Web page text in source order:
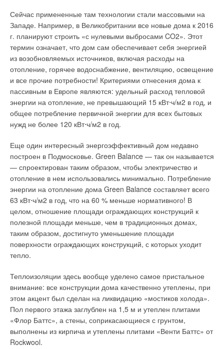
Сейчас примененные там технологии стали массовыми на
Западе. Например, в Великобритании все новые дома к 2016
г. планируют строить «с нулевыми выбросами CO2». Этот
термин означает, что дом сам обеспечивает себя энергией
из возобновляемых источников, включая расходы на
отопление, горячее водоснабжение, вентиляцию, освещение
и все прочие потребности! Критериями отнесения дома к
пассивным в Европе являются: удельный расход тепловой
энергии на отопление, не превышающий 15 кВт⋅ч/м2 в год, и
общее потребление первичной энергии для всех бытовых
нужд не более 120 кВт⋅ч/м2 в год.
Еще один интересный энергоэффективный дом недавно
построен в Подмосковье. Green Balance — так он называется
— спроектирован таким образом, чтобы электричество и
отопление в нем использовались минимально. Потребление
энергии на отопление дома Green Balance составляет всего
63 кВт⋅ч/м2 в год, что на 60 % меньше нормативного! В
целом, отношение площади ограждающих конструкций к
полезной площади меньше, чем в традиционных домах,
таким образом, достигнуто уменьшение площади
поверхности ограждающих конструкций, с которых уходит
тепло.
Теплоизоляции здесь вообще уделено самое пристальное
внимание: все конструкции дома качественно утеплены, при
этом акцент был сделан на ликвидацию «мостиков холода».
Пол первого этажа заглублен на 1,5 м и утеплен плитами
«Флор Баттс», а стены, соприкасающиеся с грунтом,
выполнены из кирпича и утеплены плитами «Венти Баттс» от
Rockwool.
компрессоров и других нагнетателей. Температура
выходящих из турбины газов составляет 450–550 °C.
Количественное соотношение тепловой энергии к
электрической у газовых турбин составляет от 1,5:1 до 2,5:1,
что позволяет строить когенерационные системы,
различающиеся по типу теплоносителя: непосредственное
(прямое) использование отходящих горячих газов;
производство пара низкого или среднего давления (8–18 кгс/
см2) во внешнем котле; производство горячей воды (с
температурой до 140 °C и выше); производство пара
Электрический КПД газовой турбины составляет 25–35 %, в
зависимости от параметров работы конкретной модели и
характеристик топлива. В составе когенерационных систем
эффективность возрастает до 90 % (в зависимости от
теплоты сгорания топлива). Газовые турбины обладают
хорошими экологическими параметрами. Преимуществами
газовых турбин являются: отсутствие водяной системы
охлаждения; гибкость в выборе топлива; низкая эмиссия
вредных веществ; работа установки на нескольких видах
топлива; высокая единичная мощность.
К недостаткам газовых турбин относятся: высокий нижний
порог эффективного применения (от 5 МВт электроэнергии);
производительность ниже, чем у поршневых двигателей;
необходимость подготовки топлива (очистка, осушка,
компрессия); низкая эффективность при неполной загрузке.
Паровые турбины преобразуют (в лопатках) пар высокого
давления (до 6,3 МПа) и температуры (до 480 °C и более),